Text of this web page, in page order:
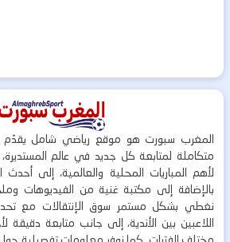
المغرب سبورت هو موقع رياضي شامل يقدّم
متكاملة لمتابعة كل جديد في عالم
لأهم المباريات المحلية والعالمية، إلى أحدث
بالإضافة إلى مكتبة غنية من الفيديوهات
نغطي بشكل مستمر سوق الإنتقالات مع
اللاعبين بين الأندية، إلى جانب متابعة دقيقة